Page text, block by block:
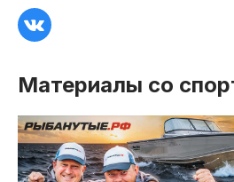
Материалы со